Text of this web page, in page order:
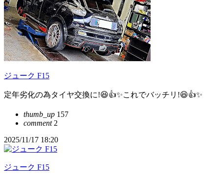
ジューク F15
定年劣化の為タイヤ交換に!😆👍️✨これでバッチリ!😆👍️✨
thumb_up 157
comment2
2025/11/17 18:20
ジューク F15